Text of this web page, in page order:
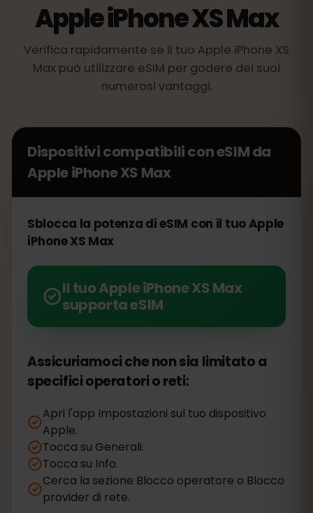
Apple iPhone XS Max
Verifica rapidamente se il tuo Apple iPhone XS
Max può utilizzare eSIM per godere dei suoi
numerosi vantaggi.
Dispositivi compatibili con eSIM da
Apple iPhone XS Max
Sblocca la potenza di eSIM con il tuo Apple
iPhone XS Max
Il tuo Apple iPhone XS Max
supporta eSIM
Assicuriamoci che non sia limitato a
specifici operatori o reti:
Apri l'app Impostazioni sul tuo dispositivo
Apple.
Tocca su Generali.
Tocca su Info.
Cerca la sezione Blocco operatore o Blocco
provider di rete.